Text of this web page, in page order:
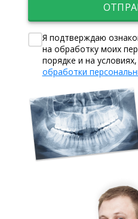
Я подтверждаю
на обработку моих
порядке и на
обработки